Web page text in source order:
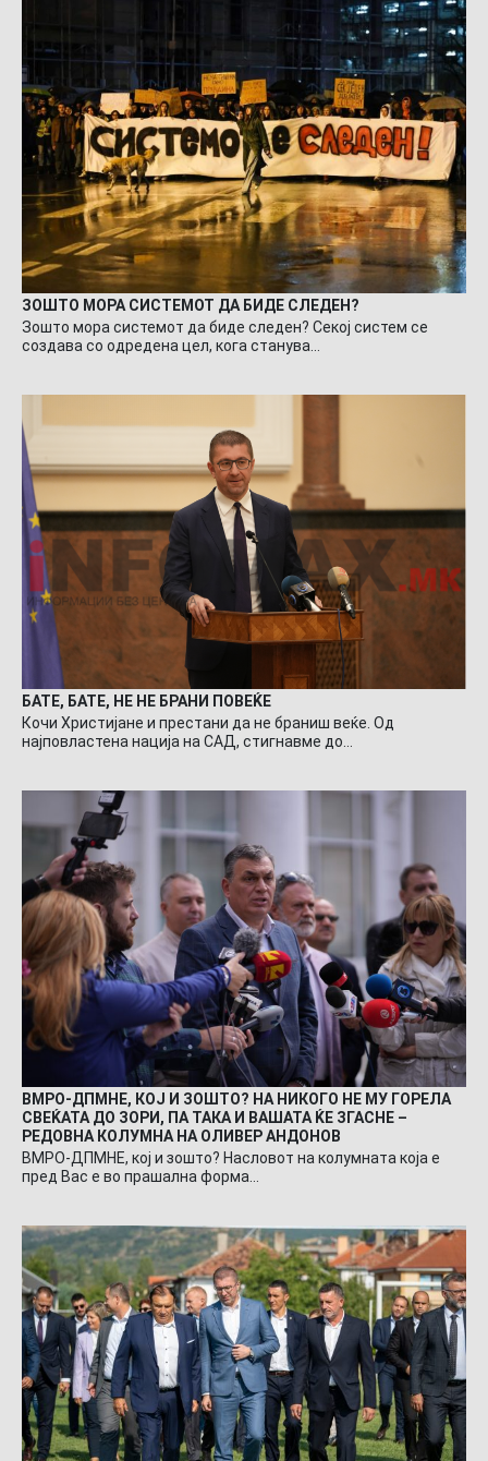
ЗОШТО МОРА СИСТЕМОТ ДА БИДЕ СЛЕДЕН?
Зошто мора системот да биде следен? Секој систем се
создава со одредена цел, кога станува…
БАТЕ, БАТЕ, НЕ НЕ БРАНИ ПОВЕЌЕ
Кочи Христијане и престани да не браниш веќе. Од
најповластена нација на САД, стигнавме до…
ВМРО-ДПМНЕ, КОЈ И ЗОШТО? НА НИКОГО НЕ МУ ГОРЕЛА
СВЕЌАТА ДО ЗОРИ, ПА ТАКА И ВАШАТА ЌЕ ЗГАСНЕ –
РЕДОВНА КОЛУМНА НА ОЛИВЕР АНДОНОВ
ВМРО-ДПМНЕ, кој и зошто? Насловот на колумната која е
пред Вас е во прашална форма…